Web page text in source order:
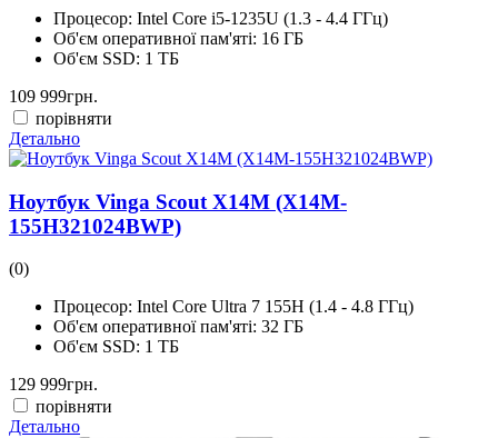
Процесор: Intel Core i5-1235U (1.3 - 4.4 ГГц)
Об'єм оперативної пам'яті: 16 ГБ
Об'єм SSD: 1 ТБ
109 999грн.
порівняти
Детально
Ноутбук Vinga Scout X14M (X14M-
155H321024BWP)
(0)
Процесор: Intel Core Ultra 7 155H (1.4 - 4.8 ГГц)
Об'єм оперативної пам'яті: 32 ГБ
Об'єм SSD: 1 ТБ
129 999грн.
порівняти
Детально